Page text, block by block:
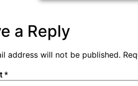
a Reply
address will not be published.
*